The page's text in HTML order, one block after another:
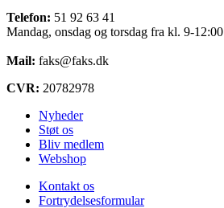
Telefon: 51 92 63 41
Mandag, onsdag og torsdag fra kl. 9-12:00
Mail: faks@faks.dk
CVR: 20782978
Nyheder
Støt os
Bliv medlem
Webshop
Kontakt os
Fortrydelsesformular